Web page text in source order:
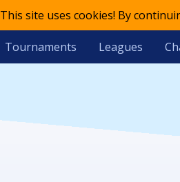
This site uses cookies! By
Tournaments Leagues